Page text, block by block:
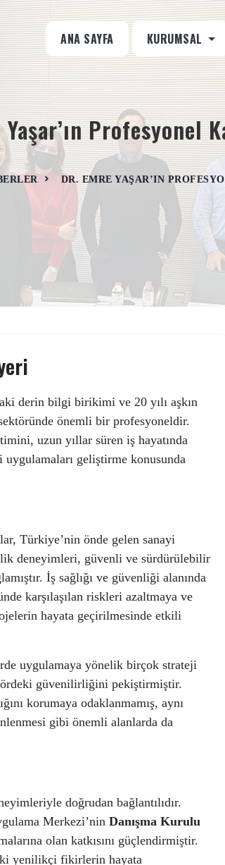
ANA SAYFA KURUMSAL
Profesyonel
DR. EMRE YAŞAR’IN
derin bilgi birikimi ve 20 yılı aşkın
önemli bir profesyoneldir.
uzun yıllar süren iş hayatında
geliştirme konusunda
Türkiye’nin önde gelen sanayi
deneyimleri, güvenli ve sürdürülebilir
İş sağlığı ve güvenliği alanında
karşılaşılan riskleri azaltmaya ve
hayata geçirilmesinde etkili
uygulamaya yönelik birçok strateji
güvenilirliğini pekiştirmiştir.
korumaya odaklanmamış, aynı
gibi önemli alanlarda da
doğrudan bağlantılıdır.
Merkezi’nin Danışma Kurulu
olan katkısını güçlendirmiştir.
yenilikçi fikirlerin hayata